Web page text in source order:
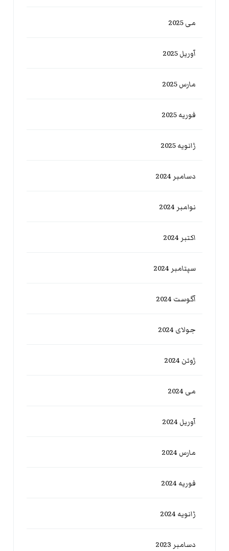
می 2025
آوریل 2025
مارس 2025
فوریه 2025
ژانویه 2025
دسامبر 2024
نوامبر 2024
اکتبر 2024
سپتامبر 2024
آگوست 2024
جولای 2024
ژوئن 2024
می 2024
آوریل 2024
مارس 2024
فوریه 2024
ژانویه 2024
دسامبر 2023